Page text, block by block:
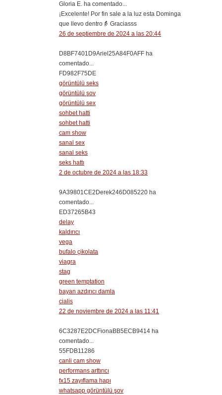
Gloria E. ha comentado...
¡Excelente! Por fin sale a la luz esta Dominga
que llevo dentro👵 Graciasss
26 de septiembre de 2024 a las 20:44
D8BF7401D9Ariel25A84F0AFF ha
comentado...
FD982F75DE
görüntülü seks
görüntülü şov
görüntülü sex
sohbet hatti
sohbet hatti
cam show
sanal sex
sanal seks
seks hattı
2 de octubre de 2024 a las 18:33
9A39801CE2Derek246D085220 ha
comentado...
ED37265B43
delay
kaldırıcı
vega
bufalo çikolata
viagra
stag
green temptation
bayan azdırıcı damla
cialis
22 de noviembre de 2024 a las 11:41
6C3287E2DCFionaBB5ECB9414 ha
comentado...
55FDB11286
canli cam show
performans arttırıcı
fx15 zayıflama hapı
whatsapp görüntülü şov